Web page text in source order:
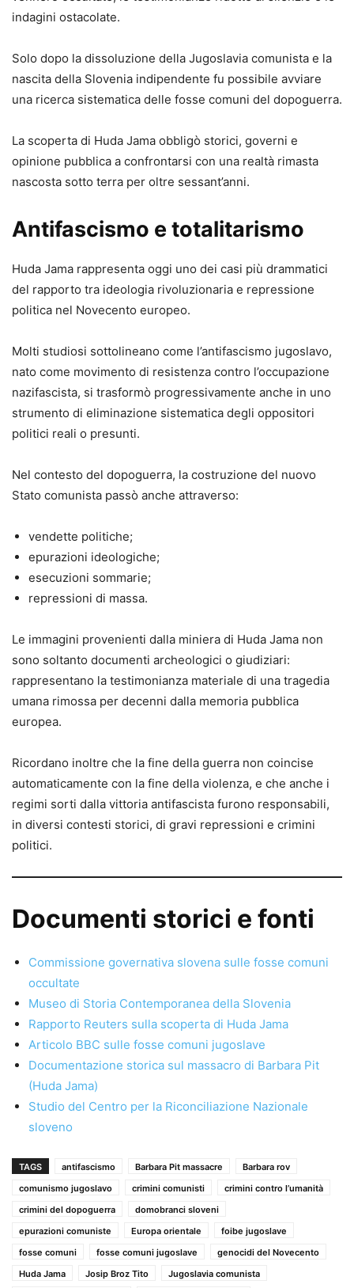
indagini ostacolate.
Solo dopo la dissoluzione della Jugoslavia comunista e la
nascita della Slovenia indipendente fu possibile avviare
una ricerca sistematica delle fosse comuni del dopoguerra.
La scoperta di Huda Jama obbligò storici, governi e
opinione pubblica a confrontarsi con una realtà rimasta
nascosta sotto terra per oltre sessant’anni.
Antifascismo e totalitarismo
Huda Jama rappresenta oggi uno dei casi più drammatici
del rapporto tra ideologia rivoluzionaria e repressione
politica nel Novecento europeo.
Molti studiosi sottolineano come l’antifascismo jugoslavo,
nato come movimento di resistenza contro l’occupazione
nazifascista, si trasformò progressivamente anche in uno
strumento di eliminazione sistematica degli oppositori
politici reali o presunti.
Nel contesto del dopoguerra, la costruzione del nuovo
Stato comunista passò anche attraverso:
vendette politiche;
epurazioni ideologiche;
esecuzioni sommarie;
repressioni di massa.
Le immagini provenienti dalla miniera di Huda Jama non
sono soltanto documenti archeologici o giudiziari:
rappresentano la testimonianza materiale di una tragedia
umana rimossa per decenni dalla memoria pubblica
europea.
Ricordano inoltre che la fine della guerra non coincise
automaticamente con la fine della violenza, e che anche i
regimi sorti dalla vittoria antifascista furono responsabili,
in diversi contesti storici, di gravi repressioni e crimini
politici.
Documenti storici e fonti
Commissione governativa slovena sulle fosse comuni
occultate
Museo di Storia Contemporanea della Slovenia
Rapporto Reuters sulla scoperta di Huda Jama
Articolo BBC sulle fosse comuni jugoslave
Documentazione storica sul massacro di Barbara Pit
(Huda Jama)
Studio del Centro per la Riconciliazione Nazionale
sloveno
TAGS antifascismo Barbara Pit massacre
Barbara rov
comunismo jugoslavo
crimini comunisti
crimini contro l’umanità
crimini del dopoguerra
domobranci sloveni
epurazioni comuniste
Europa orientale
foibe jugoslave
fosse comuni
fosse comuni jugoslave
genocidi del Novecento
Huda Jama
Josip Broz Tito
Jugoslavia comunista